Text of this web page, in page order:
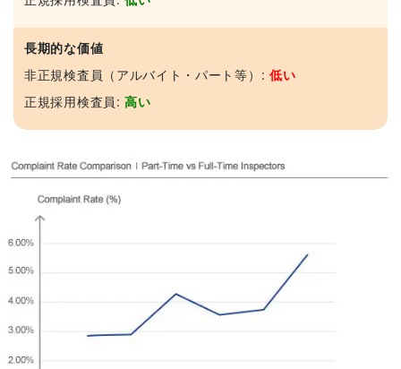
長期的な価値
非正規検査員（アルバイト・パート等）: 低い
正規採用検査員:高い